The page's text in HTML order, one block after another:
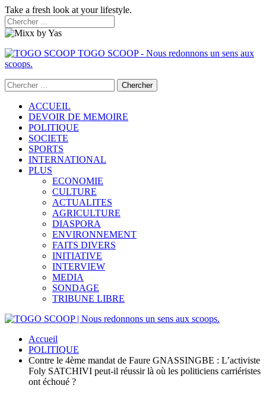
Take a fresh look at your lifestyle.
TOGO SCOOP - Nous redonnons un sens aux
scoops.
ACCUEIL
DEVOIR DE MEMOIRE
POLITIQUE
SOCIETE
SPORTS
INTERNATIONAL
PLUS
ECONOMIE
CULTURE
ACTUALITES
AGRICULTURE
DIASPORA
ENVIRONNEMENT
FAITS DIVERS
INITIATIVE
INTERVIEW
MEDIA
SONDAGE
TRIBUNE LIBRE
Accueil
POLITIQUE
Contre le 4ème mandat de Faure GNASSINGBE : L’activiste
Foly SATCHIVI peut-il réussir là où les politiciens carriéristes
ont échoué ?